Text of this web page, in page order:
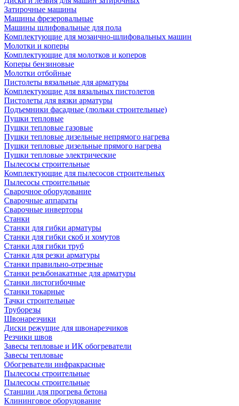
Затирочные машины
Машины фрезеровальные
Машины шлифовальные для пола
Комплектующие для мозаично-шлифовальных машин
Молотки и коперы
Комплектующие для молотков и коперов
Коперы бензиновые
Молотки отбойные
Пистолеты вязальные для арматуры
Комплектующие для вязальных пистолетов
Пистолеты для вязки арматуры
Подъемники фасадные (люльки строительные)
Пушки тепловые
Пушки тепловые газовые
Пушки тепловые дизельные непрямого нагрева
Пушки тепловые дизельные прямого нагрева
Пушки тепловые электрические
Пылесосы строительные
Комплектующие для пылесосов строительных
Пылесосы строительные
Сварочное оборудование
Сварочные аппараты
Сварочные инверторы
Станки
Станки для гибки арматуры
Станки для гибки скоб и хомутов
Станки для гибки труб
Станки для резки арматуры
Станки правильно-отрезные
Станки резьбонакатные для арматуры
Станки листогибочные
Станки токарные
Тачки строительные
Труборезы
Швонарезчики
Диски режущие для швонарезчиков
Резчики швов
Завесы тепловые и ИК обогреватели
Завесы тепловые
Обогреватели инфракрасные
Пылесосы строительные
Пылесосы строительные
Станции для прогрева бетона
Клининговое оборудование